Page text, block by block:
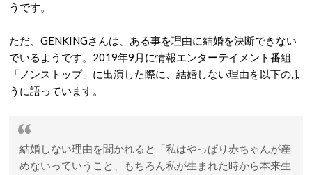
うです。
ただ、GENKINGさんは、ある事を理由に結婚を決断できない
でいるようです。2019年9月に情報エンターテイメント番組
「ノンストップ」に出演した際に、結婚しない理由を以下のよ
うに語っています。
結婚しない理由を聞かれると「私はやっぱり赤ちゃんが産
めないっていうこと、もちろん私が生まれた時から本来生